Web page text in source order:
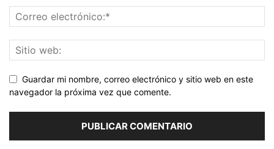
Guardar mi nombre, correo electrónico y sitio web en este
navegador la próxima vez que comente.